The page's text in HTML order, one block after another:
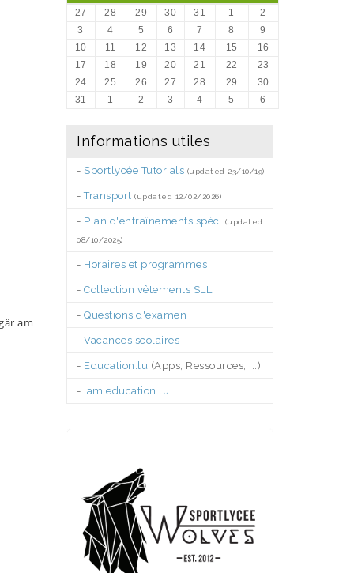
am
27 28 29 30 31 1
2
3
4 5 6 7 8
9
10
11 12 13 14 15
16
17
18 19 20 21 22
23
24
25 26 27 28 29
30
31
1 2 3 4 5 6
Informations utiles
- Sportlycée Tutorials (updated 23/10/19)
-Transport (updated 12/02/2026)
- Plan d'entraînements spéc. (updated
08/10/2025)
- Horaires et programmes
- Collection vêtements SLL
- Questions d'examen
- Vacances scolaires
- Education.lu (Apps, Ressources, ...)
- iam.education.lu